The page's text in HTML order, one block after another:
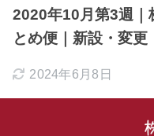
2020年10月第3週｜
とめ便｜新設・変更
2024年6月8日